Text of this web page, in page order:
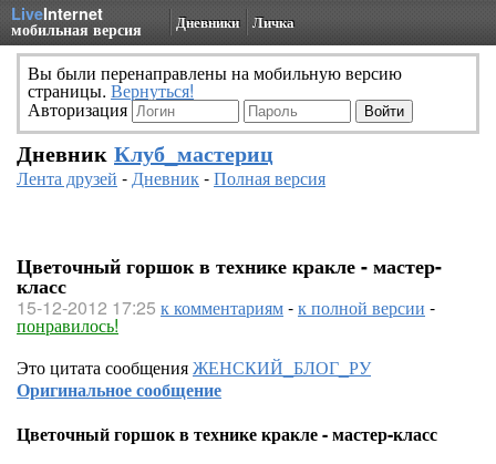
LiveInternet
мобильная версия Дневники Личка
Вы были перенаправлены на мобильную версию
страницы. Вернуться!
Авторизация
Дневник Клуб_мастериц
Лента друзей -Дневник-Полная версия
Цветочный горшок в технике кракле - мастер-
класс
15-12-2012 17:25 к комментариям-к полной версии -
понравилось!
Это цитата сообщенияЖЕНСКИЙ_БЛОГ_РУ
Оригинальное сообщение
Цветочный горшок в технике кракле - мастер-класс